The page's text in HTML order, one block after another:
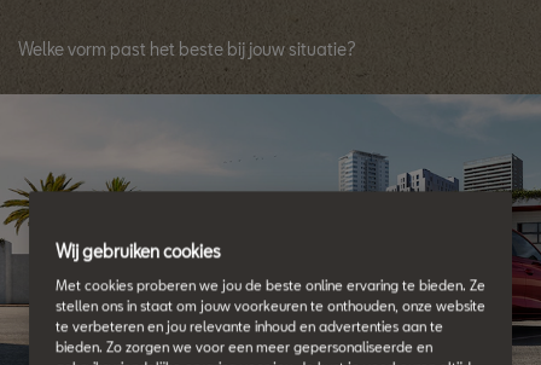
Welke vorm past het beste bij jouw situatie?
Wij gebruiken cookies
Met cookies proberen we jou de beste online ervaring te bieden. Ze
stellen ons in staat om jouw voorkeuren te onthouden, onze website
te verbeteren en jou relevante inhoud en advertenties aan te
bieden. Zo zorgen we voor een meer gepersonaliseerde en